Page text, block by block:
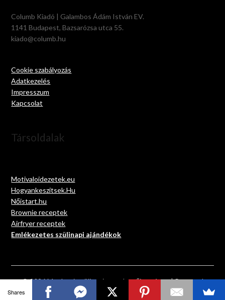
Columb Kiadó | Galambos Ádám István EV.
1141 Budapest, Bazsarózsa utca 55.
kiado@columb.hu
Cookie szabályozás
Adatkezelés
Impresszum
Kapcsolat
Társoldalak
Motivaloidezetek.eu
Hogyankeszitsek.Hu
Nőistart.hu
Brownie receptek
Airfryer receptek
Emlékezetes szülinapi ajándékok
© 2026 Megható szülinapi versek gyűjteménye| Powered
Minimalist BlogWordPress Theme
Shares